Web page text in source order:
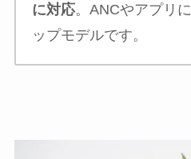
に対応。ANCやアプリ
ップモデルです。